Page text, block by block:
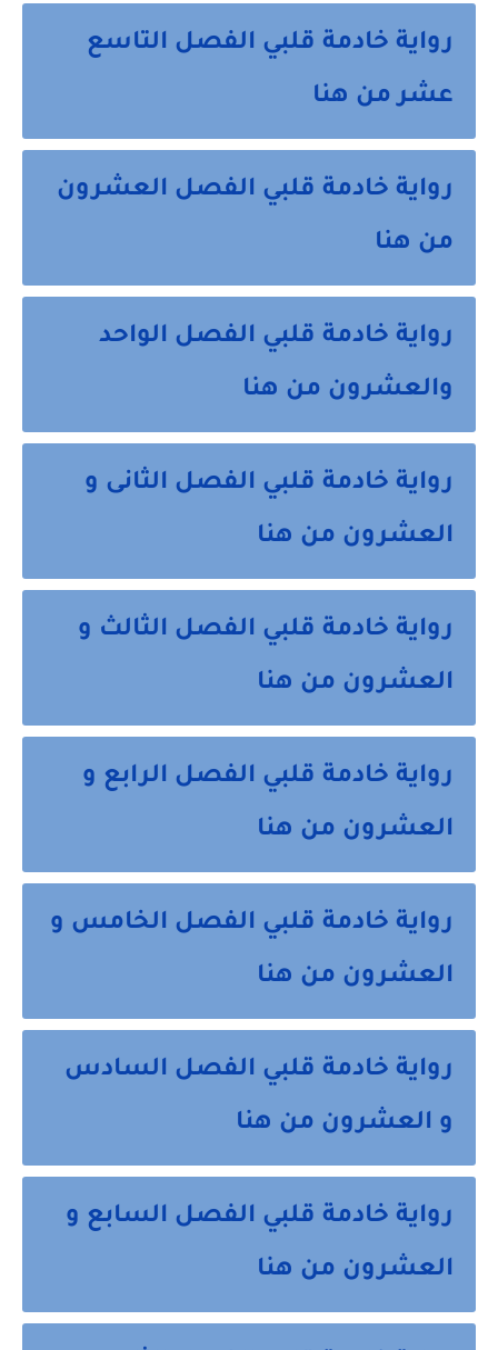
رواية خادمة قلبي الفصل التاسع
عشر من هنا
رواية خادمة قلبي الفصل العشرون
من هنا
رواية خادمة قلبي الفصل الواحد
والعشرون من هنا
رواية خادمة قلبي الفصل الثانى و
العشرون من هنا
رواية خادمة قلبي الفصل الثالث و
العشرون من هنا
رواية خادمة قلبي الفصل الرابع و
العشرون من هنا
رواية خادمة قلبي الفصل الخامس و
العشرون من هنا
رواية خادمة قلبي الفصل السادس
و العشرون من هنا
رواية خادمة قلبي الفصل السابع و
العشرون من هنا